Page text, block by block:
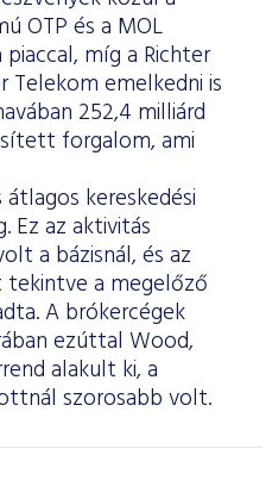
OTP és a MOL
míg a Richter
Telekom emelkedni is
252,4 milliárd
forgalom, ami
kereskedési
Ez az aktivitás
a bázisnál, és az
a megelőző
A brókercégek
ezúttal Wood,
alakult ki, a
szorosabb volt.